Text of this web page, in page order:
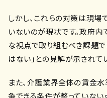
しかし、これらの対策は現
いないのが現状です。政府内
な視点で取り組むべき課題
はない」との見解が示されて
また、介護業界全体の賃金
争できる条件が整っていない